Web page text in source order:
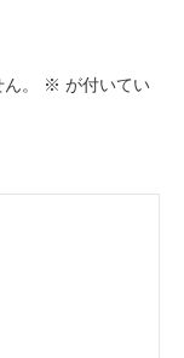
。 ※ が付いてい